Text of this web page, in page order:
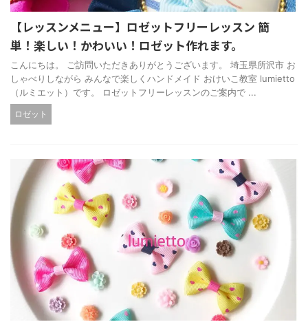
【レッスンメニュー】ロゼットフリーレッスン 簡
単！楽しい！かわいい！ロゼット作れます。
こんにちは。 ご訪問いただきありがとうございます。 埼玉県所沢市 お
しゃべりしながら みんなで楽しくハンドメイド おけいこ教室 lumietto
（ルミエット）です。 ロゼットフリーレッスンのご案内で ...
ロゼット